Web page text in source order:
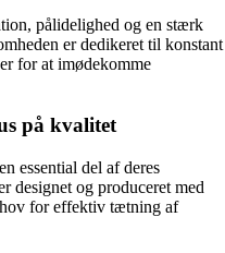
pålidelighed og en stærk
er dedikeret til konstant
for at imødekomme
på kvalitet
essential del af deres
designet og produceret med
for effektiv tætning af